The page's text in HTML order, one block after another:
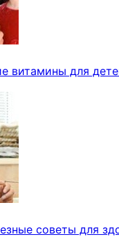
витамины для
советы для